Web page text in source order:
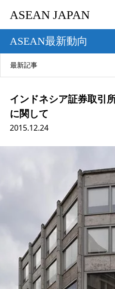
ASEAN JAPAN
ASEAN最新動向
最新記事
インドネシア証券取引
に関して
2015.12.24